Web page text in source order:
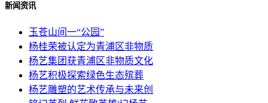
新闻资讯
玉苍山间一“公园”
杨桂荣被认定为青浦区非物质
杨艺集团获青浦区非物质文化
杨艺积极探索绿色生态殡葬
杨艺雕塑的艺术传承与未来创